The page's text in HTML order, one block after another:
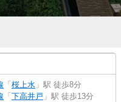
「 桜上水 」駅 徒歩8分
「 下高井戸 」駅 徒歩13分